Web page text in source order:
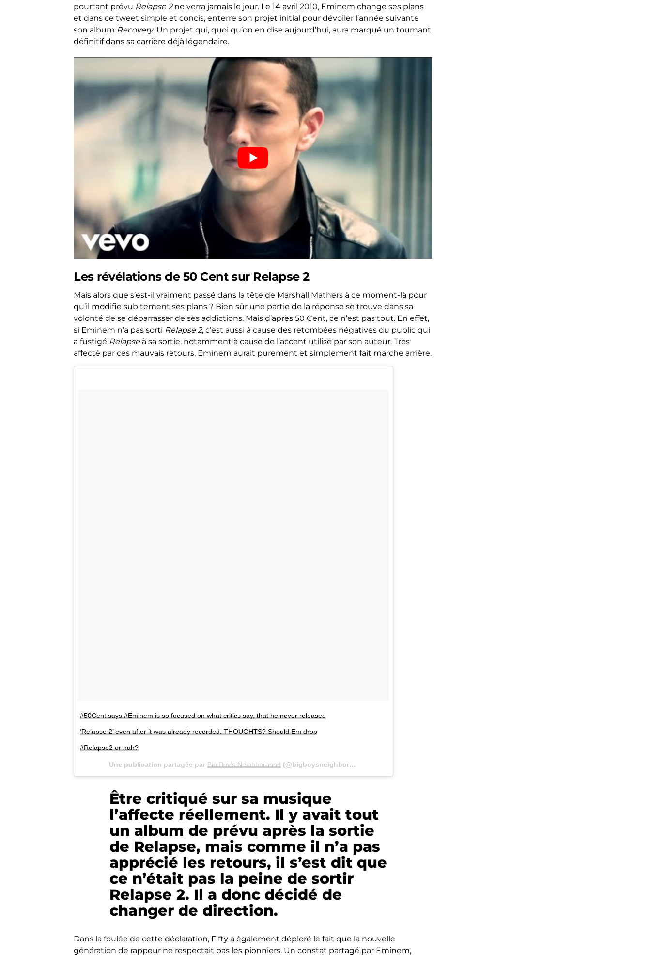
pourtant prévu Relapse 2ne verra jamais le jour. Le 14 avril 2010, Eminem change ses plans
et dans ce tweet simple et concis, enterre son projet initial pour dévoiler l’année suivante
son album Recovery. Un projet qui, quoi qu’on en dise aujourd’hui, aura marqué un tournant
définitif dans sa carrière déjà légendaire.
Les révélations de 50 Cent sur Relapse 2
Mais alors que s’est-il vraiment passé dans la tête de Marshall Mathers à ce moment-là pour
qu’il modifie subitement ses plans ? Bien sûr une partie de la réponse se trouve dans sa
volonté de se débarrasser de ses addictions. Mais d’après 50 Cent, ce n’est pas tout. En effet,
si Eminem n’a pas sorti Relapse 2, c’est aussi à cause des retombées négatives du public qui
a fustigé Relapseà sa sortie, notamment à cause de l’accent utilisé par son auteur. Très
affecté par ces mauvais retours, Eminem aurait purement et simplement fait marche arrière.
#50Cent says #Eminem is so focused on what critics say, that he never released
‘Relapse 2’ even after it was already recorded. THOUGHTS? Should Em drop
#Relapse2 or nah?
Une publication partagée par Big Boy’s Neighborhood (@bigboysneighborhood) le
Être critiqué sur sa musique
l’affecte réellement. Il y avait tout
un album de prévu après la sortie
de Relapse, mais comme il n’a pas
apprécié les retours, il s’est dit que
ce n’était pas la peine de sortir
Relapse 2. Il a donc décidé de
changer de direction.
Dans la foulée de cette déclaration, Fifty a également déploré le fait que la nouvelle
génération de rappeur ne respectait pas les pionniers. Un constat partagé par Eminem,